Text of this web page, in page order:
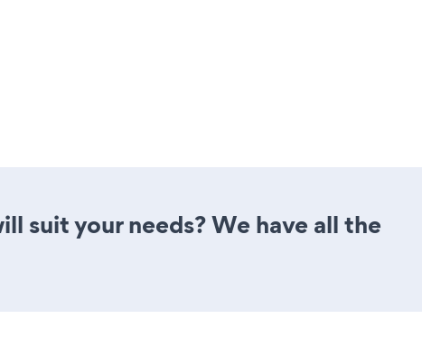
suit your needs? We have all the